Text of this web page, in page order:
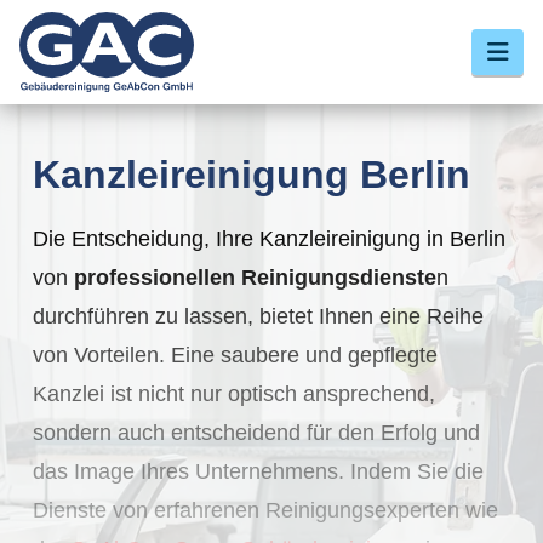
Kanzleireinigung Berlin
Die Entscheidung, Ihre Kanzleireinigung in Berlin
von professionellen Reinigungsdiensten
durchführen zu lassen, bietet Ihnen eine Reihe
von Vorteilen. Eine saubere und gepflegte
Kanzlei ist nicht nur optisch ansprechend,
sondern auch entscheidend für den Erfolg und
das Image Ihres Unternehmens. Indem Sie die
Dienste von erfahrenen Reinigungsexperten wie